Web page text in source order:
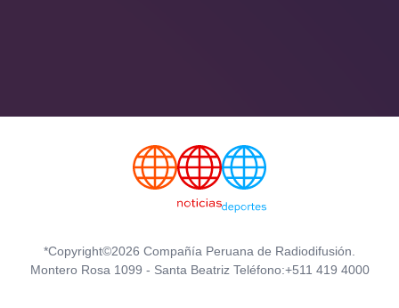
*Copyright©2026 Compañía Peruana de Radiodifusión.
Montero Rosa 1099 - Santa Beatriz Teléfono:+511 419 4000